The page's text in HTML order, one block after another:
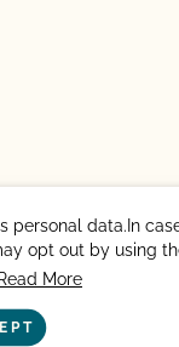
personal data.In
opt out by using
Read More